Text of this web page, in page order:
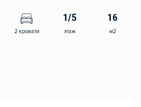
2 кровати
1/5
этаж
16
м2